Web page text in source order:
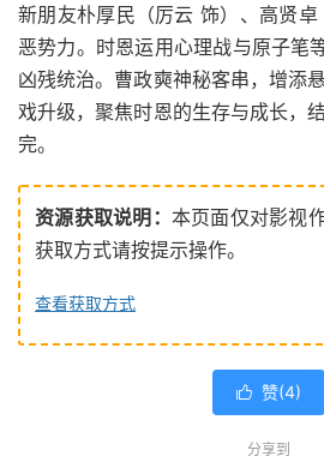
新朋友朴厚民（厉云 饰）、高贤
恶势力。时恩运用心理战与原子笔
凶残统治。曹政奭神秘客串，增添
戏升级，聚焦时恩的生存与成长，
完。
资源获取说明： 本页面仅对影视
获取方式请按提示操作。
查看获取方式
 赞(4)
分享到